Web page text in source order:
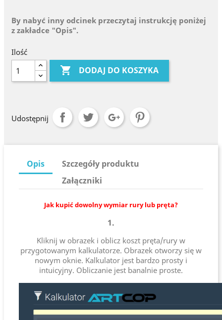
By nabyć inny odcinek przeczytaj instrukcję poniżej
z zakładce "Opis".
Ilość
 DODAJ DO KOSZYKA
Udostępnij
Opis
Szczegóły produktu
Załączniki
Jak kupić dowolny wymiar rury lub pręta?
1.
Kliknij w obrazek i oblicz koszt pręta/rury w
przygotowanym kalkulatorze. Obrazek otworzy się w
nowym oknie. Kalkulator jest bardzo prosty i
intuicyjny. Obliczanie jest banalnie proste.